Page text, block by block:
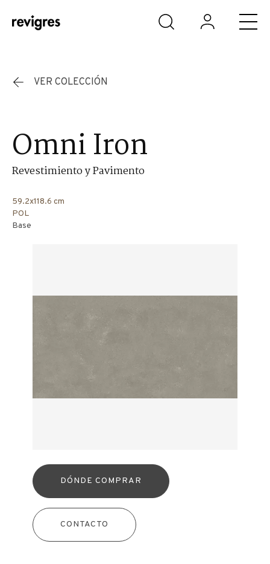
Saltar al contenido principal
VER COLECCIÓN
Omni Iron
Revestimiento y Pavimento
59.2x118.6 cm
POL
Base
DÓNDE COMPRAR
CONTACTO